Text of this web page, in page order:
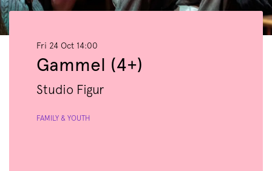
Gammel (4+)
Studio Figur
Fri 24 Oct 14:00
FAMILY & YOUTH